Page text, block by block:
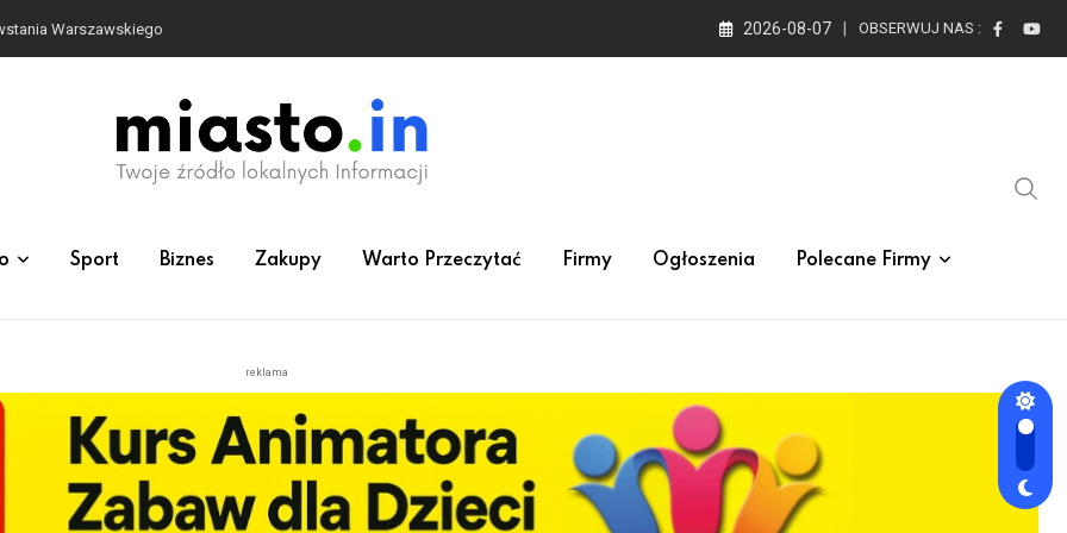
Warszawskiego 2026-08-07 OBSERWUJ NAS :
Sport Biznes Zakupy Warto Przeczytać Firmy Ogłoszenia Polecane Firmy
reklama